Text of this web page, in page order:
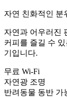
자연 친화적인 분
자연과 어우러진
커피를 즐길 수
기입니다.
무료 Wi-Fi
자연광 조명
반려동물 동반 가